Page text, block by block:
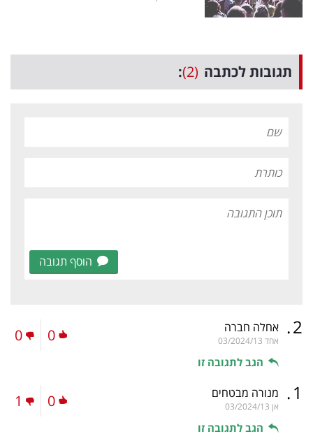
תגובות לכתבה (2)
:
הוסף תגובה
2
. אחלה חברה
אחד 03/2024/13
הגב לתגובה זו
0
0
1
. מנורה מבטחים
אן 03/2024/13
הגב לתגובה זו
0
1